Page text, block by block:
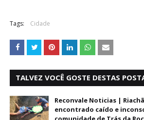
Tags: Cidade
TALVEZ VOCÊ GOSTE DESTAS
Reconvale Noticias |
encontrado caído e